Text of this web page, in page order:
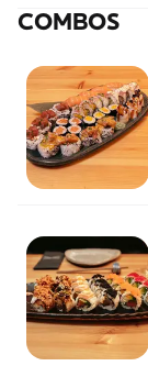
COMBOS